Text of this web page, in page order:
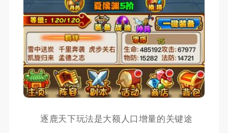
逐鹿天下玩法是大额人口增量的关键途